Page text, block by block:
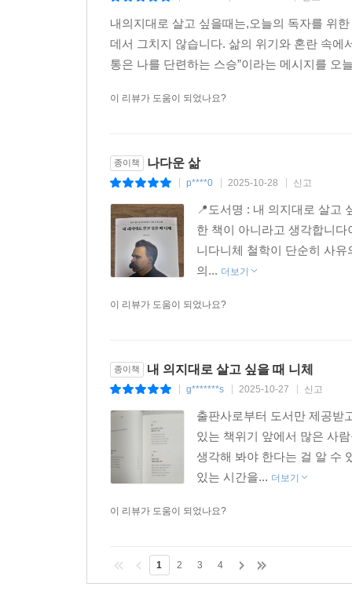
는 도달할 수 없음에도 불구하고 드러나는 절대적
--- 「5장 생존을 넘어 새로운 가치를 잉태하라」 중에서
내의지대로 살고 싶을때는,오늘의 독자를 위
데서 그치지 않습니다. 삶의 위기와 혼란 속에
통은 나를 단련하는 스승”이라는 메시지를
이 리뷰가 도움이 되었나요?
종이책 나다운 삶
p****0 2025-10-28 신고
📍도서명 : 내 의지대로 살고
한 책이 아니라고 생각합니
니다니체 철학이 단순히 사
의... 더보기
이 리뷰가 도움이 되었나요?
종이책 내 의지대로 살고 싶을 때 니체
g*******s 2025-10-27 신고
출판사로부터 도서만 제공받
있는 책위기 앞에서 많은 사
생각해 봐야 한다는 걸 알 수
있는 시간을... 더보기
이 리뷰가 도움이 되었나요?
1 2 3 4